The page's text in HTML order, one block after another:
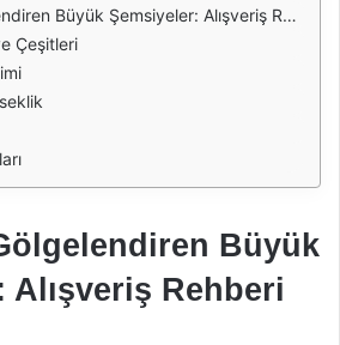
Büyük Şemsiyeler: Alışveriş Rehberi
Çeşitleri
Büyük
Alışveriş Rehberi